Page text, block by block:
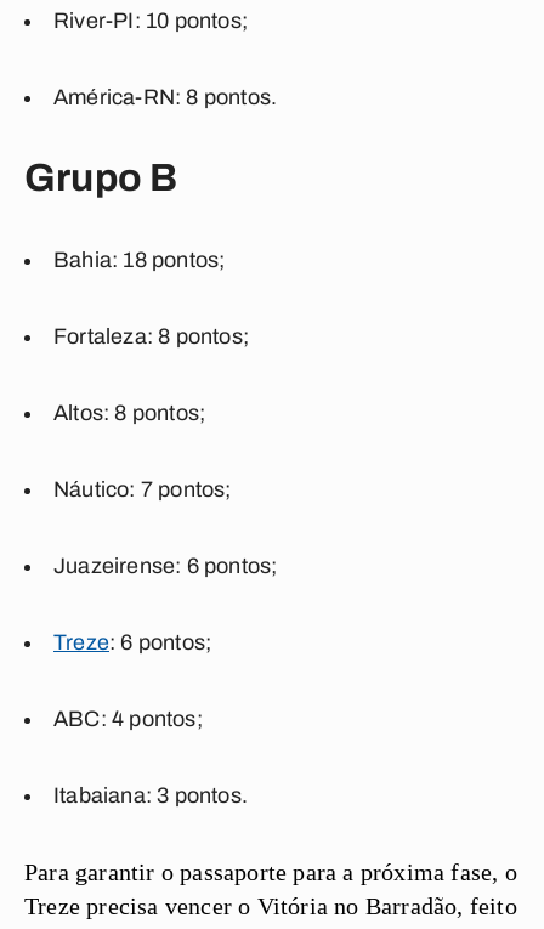
River-PI: 10 pontos;
América-RN: 8 pontos.
Grupo B
Bahia: 18 pontos;
Fortaleza: 8 pontos;
Altos: 8 pontos;
Náutico: 7 pontos;
Juazeirense: 6 pontos;
Treze: 6 pontos;
ABC: 4 pontos;
Itabaiana: 3 pontos.
Para garantir o passaporte para a próxima fase, o
Treze precisa vencer o Vitória no Barradão, feito